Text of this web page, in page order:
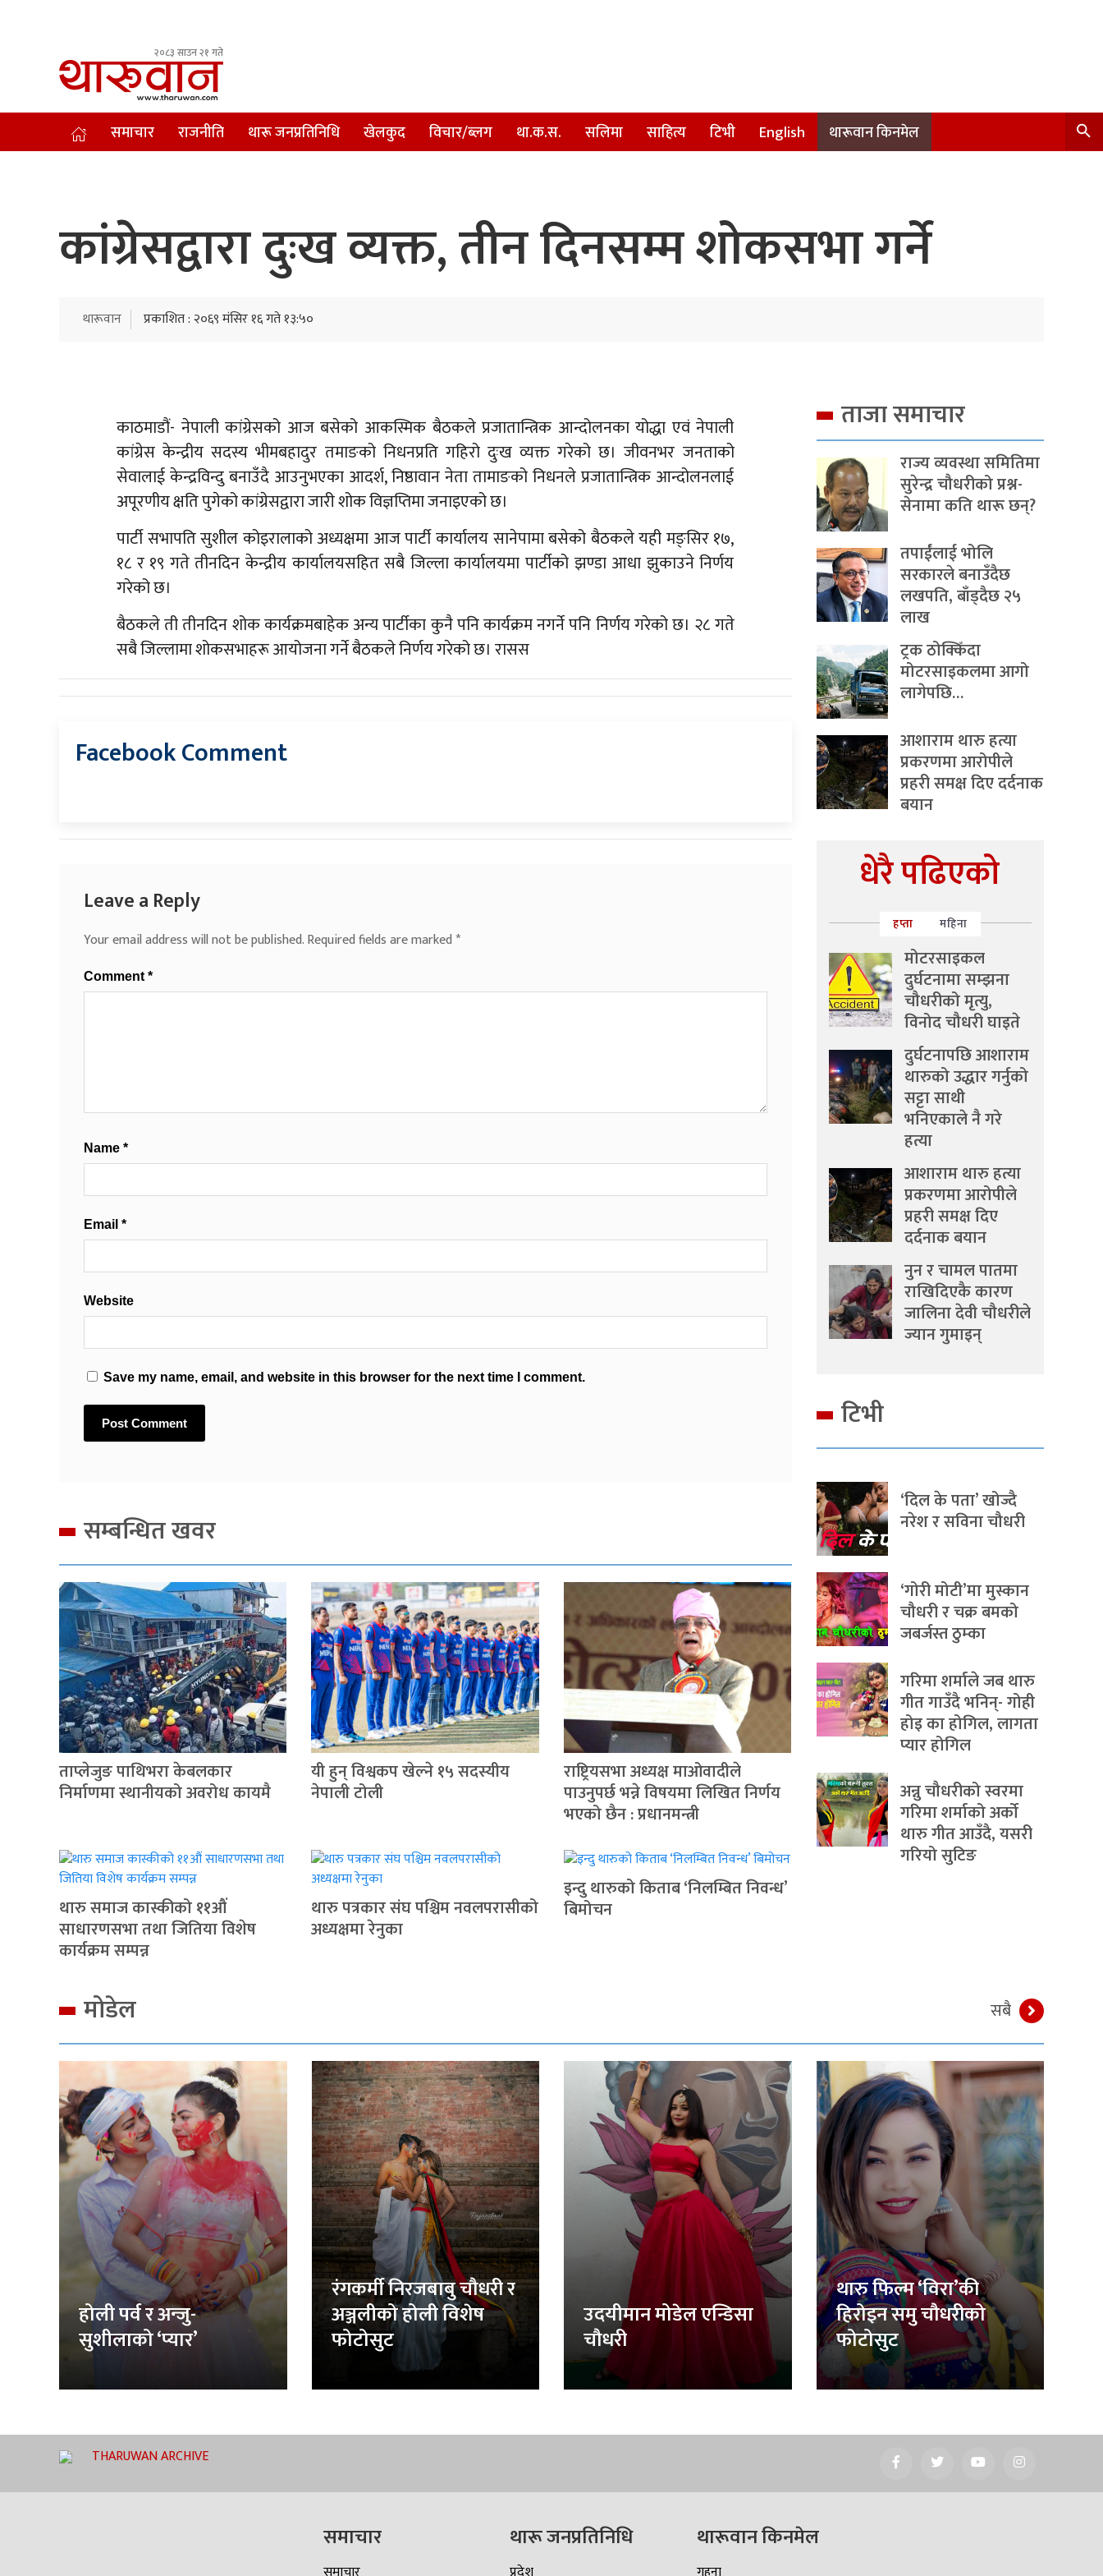
२०८३ साउन २१ गते
Leading Newsportal from Tharu Community Nepal.
समाचार राजनीति थारू जनप्रतिनिधि खेलकुद विचार/ब्लग था.क.स. सलिमा साहित्य टिभी English थारूवान किनमेल
कांग्रेसद्वारा दुःख व्यक्त, तीन दिनसम्म शोकसभा गर्ने
थारूवान प्रकाशित : २०६९ मंसिर १६ गते १३:५०
काठमाडौं- नेपाली कांग्रेसको आज बसेको आकस्मिक बैठकले प्रजातान्त्रिक आन्दोलनका योद्धा एवं नेपाली
कांग्रेस केन्द्रीय सदस्य भीमबहादुर तमाङको निधनप्रति गहिरो दुःख व्यक्त गरेको छ। जीवनभर जनताको
सेवालाई केन्द्रविन्दु बनाउँदै आउनुभएका आदर्श, निष्ठावान नेता तामाङको निधनले प्रजातान्त्रिक आन्दोलनलाई
अपूरणीय क्षति पुगेको कांग्रेसद्वारा जारी शोक विज्ञप्तिमा जनाइएको छ।
पार्टी सभापति सुशील कोइरालाको अध्यक्षमा आज पार्टी कार्यालय सानेपामा बसेको बैठकले यही मङ्सिर १७,
१८ र १९ गते तीनदिन केन्द्रीय कार्यालयसहित सबै जिल्ला कार्यालयमा पार्टीको झण्डा आधा झुकाउने निर्णय
गरेको छ।
बैठकले ती तीनदिन शोक कार्यक्रमबाहेक अन्य पार्टीका कुनै पनि कार्यक्रम नगर्ने पनि निर्णय गरेको छ। २८ गते
सबै जिल्लामा शोकसभाहरू आयोजना गर्ने बैठकले निर्णय गरेको छ। रासस
Facebook Comment
Leave a Reply
Your email address will not be published.Required fields are marked*
Comment *
Name *
Email *
Website
Save my name, email, and website in this browser for the next time I comment.
सम्बन्धित खवर
ताप्लेजुङ पाथिभरा केबलकार
निर्माणमा स्थानीयको अवरोध कायमै
यी हुन् विश्वकप खेल्ने १५ सदस्यीय
नेपाली टोली
राष्ट्रियसभा अध्यक्ष माओवादीले
पाउनुपर्छ भन्ने विषयमा लिखित निर्णय
भएको छैन : प्रधानमन्त्री
थारु समाज कास्कीको ११औं
साधारणसभा तथा जितिया विशेष
कार्यक्रम सम्पन्न
थारु पत्रकार संघ पश्चिम नवलपरासीको
अध्यक्षमा रेनुका
इन्दु थारुको किताब ‘निलम्बित निवन्ध’
बिमोचन
ताजा समाचार
राज्य व्यवस्था समितिमा
सुरेन्द्र चौधरीको प्रश्न-
सेनामा कति थारू छन्?
तपाईंलाई भोलि
सरकारले बनाउँदैछ
लखपति, बाँड्दैछ २५
लाख
ट्रक ठोक्किँदा
मोटरसाइकलमा आगो
लागेपछि…
आशाराम थारु हत्या
प्रकरणमा आरोपीले
प्रहरी समक्ष दिए दर्दनाक
बयान
धेरै पढिएको
हप्ता महिना
मोटरसाइकल
दुर्घटनामा सम्झना
चौधरीको मृत्यु,
विनोद चौधरी घाइते
दुर्घटनापछि आशाराम
थारुको उद्धार गर्नुको
सट्टा साथी
भनिएकाले नै गरे
हत्या
आशाराम थारु हत्या
प्रकरणमा आरोपीले
प्रहरी समक्ष दिए
दर्दनाक बयान
नुन र चामल पातमा
राखिदिएकै कारण
जालिना देवी चौधरीले
ज्यान गुमाइन्
टिभी
‘दिल के पता’ खोज्दै
नरेश र सविना चौधरी
‘गोरी मोटी’मा मुस्कान
चौधरी र चक्र बमको
जबर्जस्त ठुम्का
गरिमा शर्माले जब थारु
गीत गाउँदै भनिन्- गोही
होइ का होगिल, लागता
प्यार होगिल
अन्नु चौधरीको स्वरमा
गरिमा शर्माको अर्को
थारु गीत आउँदै, यसरी
गरियो सुटिङ
मोडेल सबै
होली पर्व र अन्जु-
सुशीलाको ‘प्यार’
रंगकर्मी निरजबाबु चौधरी र
अञ्जलीको होली विशेष
फोटोसुट
उदयीमान मोडेल एन्डिसा
चौधरी
थारु फिल्म ‘विरा’की
हिरोइन समु चौधरीको
फोटोसुट
THARUWAN ARCHIVE
समाचार थारू जनप्रतिनिधि थारूवान किनमेल